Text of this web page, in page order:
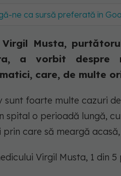
ne ca sursă preferată în
Virgil Musta,
a vorbit despre
care, de multe
sunt foarte multe cazuri
spital o perioadă lungă,
prin care să meargă
Virgil Musta, 1 din